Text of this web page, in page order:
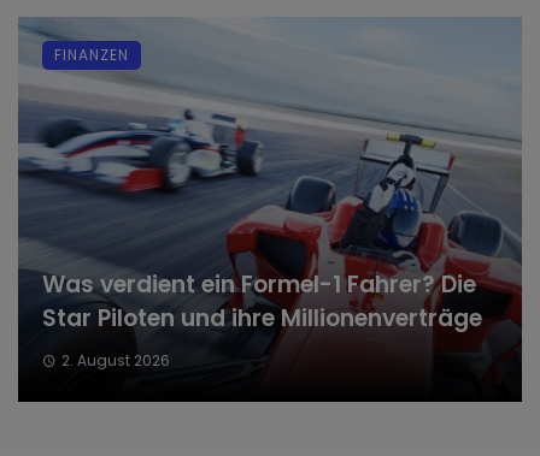
Was verdient ein Formel-1 Fahrer? Die
Star Piloten und ihre Millionenverträge
2. August 2026
FINANZEN